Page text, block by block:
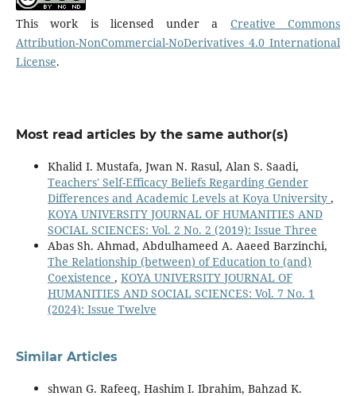
This work is licensed under a Creative Commons
Attribution-NonCommercial-NoDerivatives 4.0 International
License.
Most read articles by the same author(s)
Khalid I. Mustafa, Jwan N. Rasul, Alan S. Saadi,
Teachers' Self-Efficacy Beliefs Regarding Gender
Differences and Academic Levels at Koya University ,
KOYA UNIVERSITY JOURNAL OF HUMANITIES AND
SOCIAL SCIENCES: Vol. 2 No. 2 (2019): Issue Three
Abas Sh. Ahmad, Abdulhameed A. Aaeed Barzinchi,
The Relationship (between) of Education to (and)
Coexistence , KOYA UNIVERSITY JOURNAL OF
HUMANITIES AND SOCIAL SCIENCES: Vol. 7 No. 1
(2024): Issue Twelve
Similar Articles
shwan G. Rafeeq, Hashim I. Ibrahim, Bahzad K.